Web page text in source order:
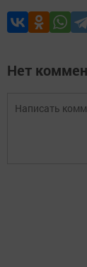
Нет